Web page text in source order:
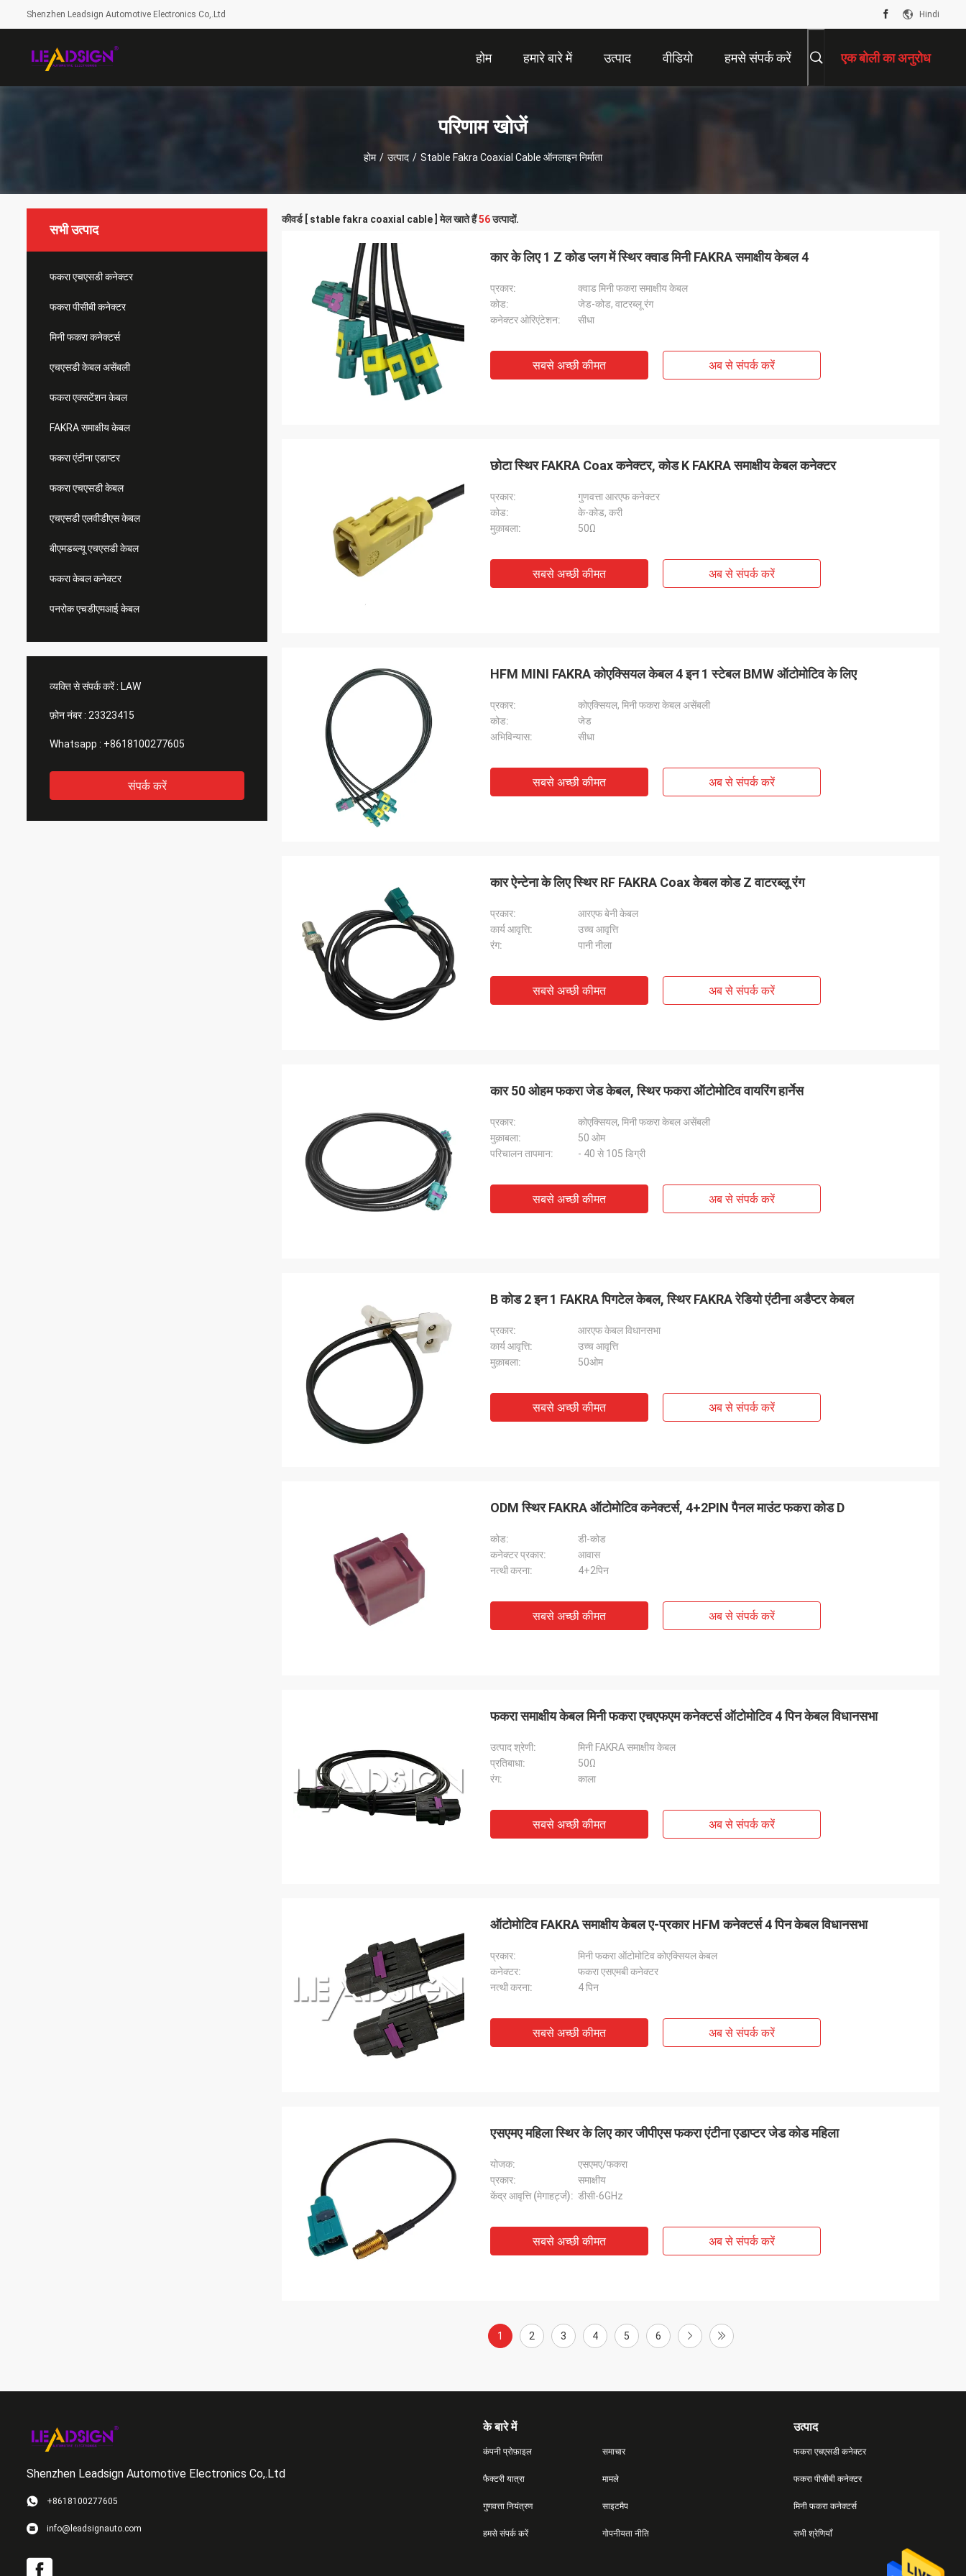
Shenzhen Leadsign Automotive Electronics Co,.Ltd Hindi
होम हमारे बारे में उत्पाद वीडियो हमसे संपर्क करें एक बोली का अनुरोध
परिणाम खोजें
होम / उत्पाद / Stable Fakra Coaxial Cable ऑनलाइन निर्माता
सभी उत्पाद
फकरा एचएसडी कनेक्टर
फकरा पीसीबी कनेक्टर
मिनी फकरा कनेक्टर्स
एचएसडी केबल असेंबली
फकरा एक्सटेंशन केबल
FAKRA समाक्षीय केबल
फकरा एंटीना एडाप्टर
फकरा एचएसडी केबल
एचएसडी एलवीडीएस केबल
बीएमडब्ल्यू एचएसडी केबल
फकरा केबल कनेक्टर
पनरोक एचडीएमआई केबल
व्यक्ति से संपर्क करें : LAW
फ़ोन नंबर : 23323415
Whatsapp : +8618100277605
संपर्क करें
कीवर्ड [ stable fakra coaxial cable ] मेल खाते हैं56उत्पादों.
कार के लिए 1 Z कोड प्लग में स्थिर क्वाड मिनी FAKRA समाक्षीय केबल 4
प्रकार:
क्वाड मिनी फकरा समाक्षीय केबल
कोड:
जेड-कोड, वाटरब्लू रंग
कनेक्टर ओरिएंटेशन:
सीधा
सबसे अच्छी कीमत अब से संपर्क करें
छोटा स्थिर FAKRA Coax कनेक्टर, कोड K FAKRA समाक्षीय केबल कनेक्टर
प्रकार:
गुणवत्ता आरएफ कनेक्टर
कोड:
के-कोड, करी
मुक़ाबला:
50Ω
सबसे अच्छी कीमत अब से संपर्क करें
HFM MINI FAKRA कोएक्सियल केबल 4 इन 1 स्टेबल BMW ऑटोमोटिव के लिए
प्रकार:
कोएक्सियल, मिनी फकरा केबल असेंबली
कोड:
जेड
अभिविन्यास:
सीधा
सबसे अच्छी कीमत अब से संपर्क करें
कार ऐन्टेना के लिए स्थिर RF FAKRA Coax केबल कोड Z वाटरब्लू रंग
प्रकार:
आरएफ बेनी केबल
कार्य आवृत्ति:
उच्च आवृत्ति
रंग:
पानी नीला
सबसे अच्छी कीमत अब से संपर्क करें
कार 50 ओहम फकरा जेड केबल, स्थिर फकरा ऑटोमोटिव वायरिंग हार्नेस
प्रकार:
कोएक्सियल, मिनी फकरा केबल असेंबली
मुक़ाबला:
50 ओम
परिचालन तापमान:
- 40 से 105 डिग्री
सबसे अच्छी कीमत अब से संपर्क करें
B कोड 2 इन 1 FAKRA पिगटेल केबल, स्थिर FAKRA रेडियो एंटीना अडैप्टर केबल
प्रकार:
आरएफ केबल विधानसभा
कार्य आवृत्ति:
उच्च आवृत्ति
मुक़ाबला:
50ओम
सबसे अच्छी कीमत अब से संपर्क करें
ODM स्थिर FAKRA ऑटोमोटिव कनेक्टर्स, 4+2PIN पैनल माउंट फकरा कोड D
कोड:
डी-कोड
कनेक्टर प्रकार:
आवास
नत्थी करना:
4+2पिन
सबसे अच्छी कीमत अब से संपर्क करें
फकरा समाक्षीय केबल मिनी फकरा एचएफएम कनेक्टर्स ऑटोमोटिव 4 पिन केबल विधानसभा
उत्पाद श्रेणी:
मिनी FAKRA समाक्षीय केबल
प्रतिबाधा:
50Ω
रंग:
काला
सबसे अच्छी कीमत अब से संपर्क करें
ऑटोमोटिव FAKRA समाक्षीय केबल ए-प्रकार HFM कनेक्टर्स 4 पिन केबल विधानसभा
प्रकार:
मिनी फकरा ऑटोमोटिव कोएक्सियल केबल
कनेक्टर:
फकरा एसएमबी कनेक्टर
नत्थी करना:
4 पिन
सबसे अच्छी कीमत अब से संपर्क करें
एसएमए महिला स्थिर के लिए कार जीपीएस फकरा एंटीना एडाप्टर जेड कोड महिला
योजक:
एसएमए/फकरा
प्रकार:
समाक्षीय
केंद्र आवृत्ति (मेगाहर्ट्ज): डीसी-6GHz
सबसे अच्छी कीमत अब से संपर्क करें
1 2 3 4 5 6
Shenzhen Leadsign Automotive Electronics Co,.Ltd
+8618100277605
info@leadsignauto.com
के बारे में
कंपनी प्रोफ़ाइल
फैक्टरी यात्रा
गुणवत्ता नियंत्रण
हमसे संपर्क करें
समाचार
मामले
साइटमैप
गोपनीयता नीति
उत्पाद
फकरा एचएसडी कनेक्टर
फकरा पीसीबी कनेक्टर
मिनी फकरा कनेक्टर्स
सभी श्रेणियाँ